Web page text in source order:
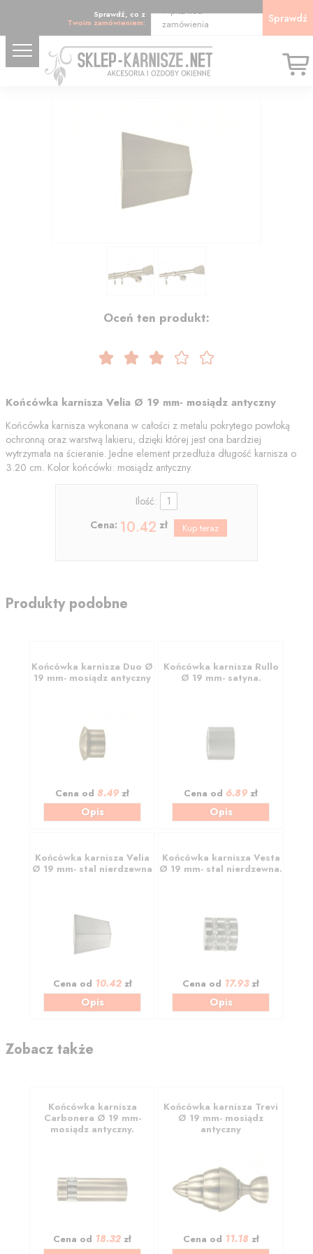
Sprawdź, co z
Twoim zamówieniem:
Wpisz kod
zamówienia
Sprawdź
Oceń ten produkt:
Końcówka karnisza Velia Ø 19 mm- mosiądz antyczny
Końcówka karnisza wykonana w całości z metalu pokrytego powłoką
ochronną oraz warstwą lakieru, dzięki której jest ona bardziej
wytrzymała na ścieranie. Jedne element przedłuża długość karnisza o
3.20 cm. Kolor końcówki: mosiądz antyczny.
Ilość:
Cena: 10.42 zł
Produkty podobne
Końcówka karnisza Duo Ø
19 mm- mosiądz antyczny
Cena od 8.49 zł
Opis
Końcówka karnisza Rullo
Ø 19 mm- satyna.
Cena od 6.89 zł
Opis
Końcówka karnisza Velia
Ø 19 mm- stal nierdzewna
Cena od 10.42zł
Opis
Końcówka karnisza Vesta
Ø 19 mm- stal nierdzewna.
Cena od 17.93zł
Opis
Zobacz także
Końcówka karnisza
Carbonera Ø 19 mm-
mosiądz antyczny.
Cena od 18.32 zł
Końcówka karnisza Trevi
Ø 19 mm- mosiądz
antyczny
Cena od 11.18zł